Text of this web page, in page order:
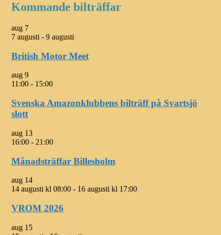
Kommande bilträffar
aug 7
7 augusti - 9 augusti
British Motor Meet
aug 9
11:00 - 15:00
Svenska Amazonklubbens bilträff på Svartsjö
slott
aug 13
16:00 - 21:00
Månadsträffar Billesholm
aug 14
14 augusti kl 08:00 - 16 augusti kl 17:00
VROM 2026
aug 15